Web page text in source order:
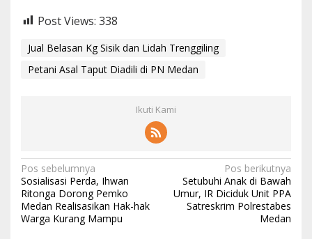
Post Views: 338
Jual Belasan Kg Sisik dan Lidah Trenggiling
Petani Asal Taput Diadili di PN Medan
Ikuti Kami
N
a
v
Pos sebelumnya
Sosialisasi Perda, Ihwan
Ritonga Dorong Pemko
Medan Realisasikan Hak-hak
Warga Kurang Mampu
Pos berikutnya
Setubuhi Anak di Bawah
Umur, IR Diciduk Unit PPA
Satreskrim Polrestabes
Medan